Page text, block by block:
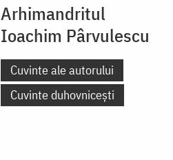
Arhimandritul
Ioachim Pârvulescu
Cuvinte ale autorului
Cuvinte duhovnicești